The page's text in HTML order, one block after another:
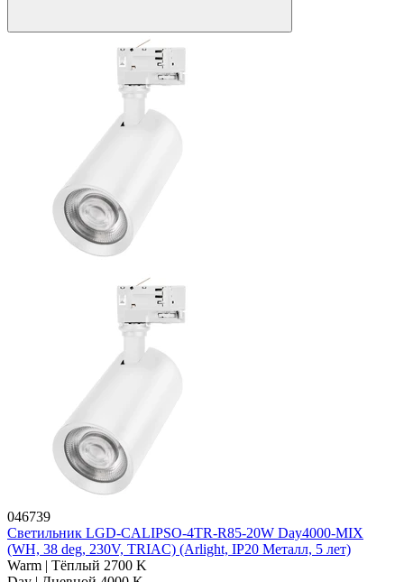
046739
Светильник LGD-CALIPSO-4TR-R85-20W Day4000-MIX
(WH, 38 deg, 230V, TRIAC) (Arlight, IP20 Металл, 5 лет)
Warm | Тёплый 2700 K